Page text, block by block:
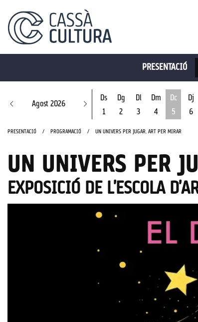
PRESENTACIÓ
Agost 2026
Ds
1
Dg
2
Dl
3
Dm
4
Dc
5
Dj
6
PRESENTACIÓ PROGRAMACIÓ UN UNIVERS PER JUGAR, ART PER MIRAR
UN UNIVERS PER
EXPOSICIÓ DE L'ESCOLA